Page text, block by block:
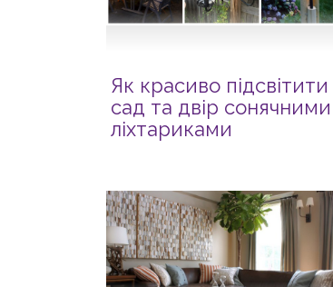
Як красиво підсвітити
сад та двір сонячними
ліхтариками